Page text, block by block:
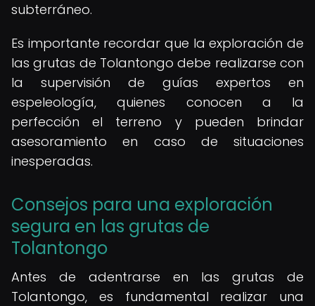
subterráneo.
Es importante recordar que la exploración de
las grutas de Tolantongo debe realizarse con
la supervisión de guías expertos en
espeleología, quienes conocen a la
perfección el terreno y pueden brindar
asesoramiento en caso de situaciones
inesperadas.
Consejos para una exploración
segura en las grutas de
Tolantongo
Antes de adentrarse en las grutas de
Tolantongo, es fundamental realizar una